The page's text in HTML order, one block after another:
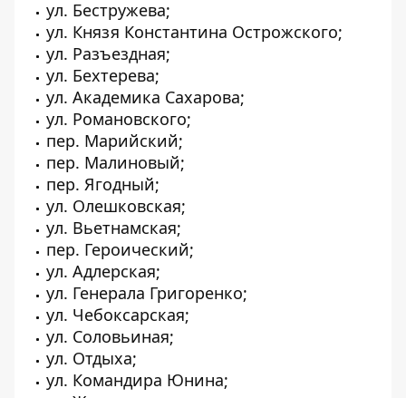
ул. Бестружева;
ул. Князя Константина Острожского;
ул. Разъездная;
ул. Бехтерева;
ул. Академика Сахарова;
ул. Романовского;
пер. Марийский;
пер. Малиновый;
пер. Ягодный;
ул. Олешковская;
ул. Вьетнамская;
пер. Героический;
ул. Адлерская;
ул. Генерала Григоренко;
ул. Чебоксарская;
ул. Соловьиная;
ул. Отдыха;
ул. Командира Юнина;